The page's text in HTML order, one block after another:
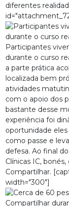
diferentes
Participantes
durante o curso
a parte prática
localizada bem
atividades
com o apoio dos
bastante desse
experiência foi
oportunidade
como passe e
defesa. Ao final
Clínicas IC,
Compartilhar.
width="300"]